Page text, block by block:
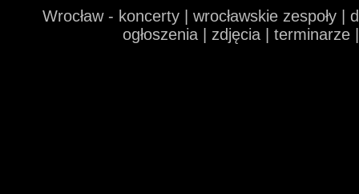
Wrocław - koncerty | wrocławskie zespoły
ogłoszenia | zdjęcia |